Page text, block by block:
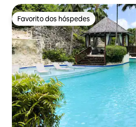
Favorito dos hóspedes
Favorito dos hóspedes